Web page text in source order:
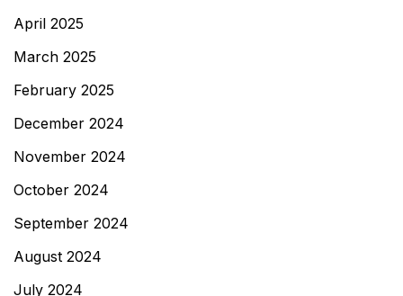
April 2025
March 2025
February 2025
December 2024
November 2024
October 2024
September 2024
August 2024
July 2024